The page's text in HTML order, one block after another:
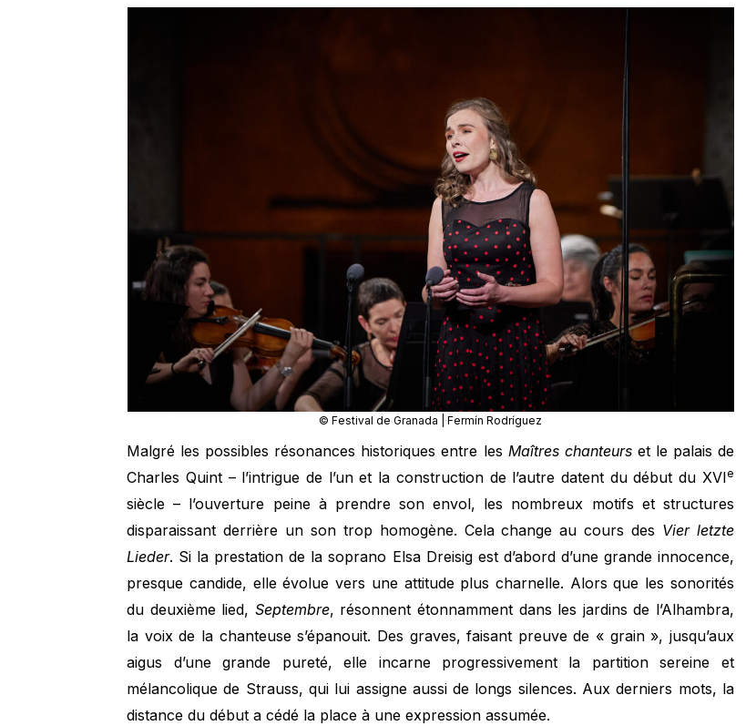
© Festival de Granada | Fermín Rodríguez
Malgré les possibles résonances historiques entre les Maîtres chanteurset le palais de
Charles Quint – l’intrigue de l’un et la construction de l’autre datent du début du XVIe
siècle – l’ouverture peine à prendre son envol, les nombreux motifs et structures
disparaissant derrière un son trop homogène. Cela change au cours des Vier letzte
Lieder. Si la prestation de la soprano Elsa Dreisig est d’abord d’une grande innocence,
presque candide, elle évolue vers une attitude plus charnelle. Alors que les sonorités
du deuxième lied, Septembre, résonnent étonnamment dans les jardins de l’Alhambra,
la voix de la chanteuse s’épanouit. Des graves, faisant preuve de « grain », jusqu’aux
aigus d’une grande pureté, elle incarne progressivement la partition sereine et
mélancolique de Strauss, qui lui assigne aussi de longs silences. Aux derniers mots, la
distance du début a cédé la place à une expression assumée.